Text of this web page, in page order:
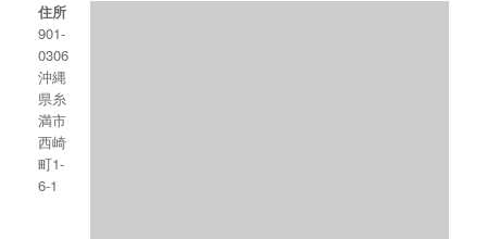
住所
901-
0306
沖縄
県糸
満市
西崎
町1-
6-1